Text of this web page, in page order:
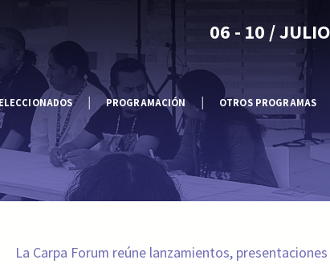
PROGRAMACIÓN OTROS PROGRAMAS
06 - 10 /
La Carpa Forum reúne lanzamientos,